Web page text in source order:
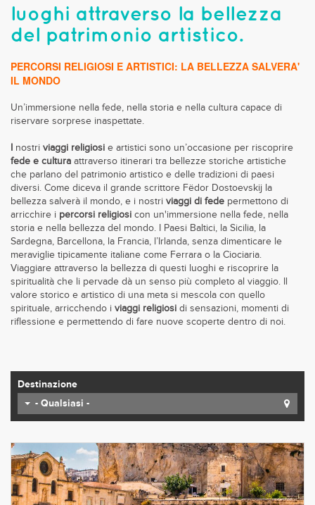
luoghi attraverso la bellezza
del patrimonio artistico.
PERCORSI RELIGIOSI E ARTISTICI: LA BELLEZZA SALVERA'
IL MONDO
Un’immersione nella fede, nella storia e nella cultura capace di
riservare sorprese inaspettate.
nostri viaggi religiosi e artistici sono un’occasione per riscoprire
fede e cultura attraverso itinerari tra bellezze storiche artistiche
che parlano del patrimonio artistico e delle tradizioni di paesi
diversi. Come diceva il grande scrittore Fëdor Dostoevskij la
bellezza salverà il mondo, e i nostri viaggi di fede permettono di
arricchire i percorsi religiosi con un'immersione nella fede, nella
storia e nella bellezza del mondo. I Paesi Baltici, la Sicilia, la
Sardegna, Barcellona, la Francia, l’Irlanda, senza dimenticare le
meraviglie tipicamente italiane come Ferrara o la Ciociaria.
Viaggiare attraverso la bellezza di questi luoghi e riscoprire la
spiritualità che li pervade dà un senso più completo al viaggio. Il
valore storico e artistico di una meta si mescola con quello
spirituale, arricchendo i viaggi religiosi di sensazioni, momenti di
riflessione e permettendo di fare nuove scoperte dentro di noi.
Destinazione
- Qualsiasi -